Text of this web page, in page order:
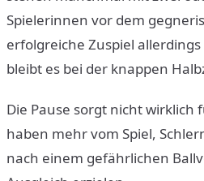
Spielerinnen vor dem
erfolgreiche Zuspiel
bleibt es bei der knappen
Die Pause sorgt nicht wirklich
haben mehr vom Spiel,
nach einem gefährlichen